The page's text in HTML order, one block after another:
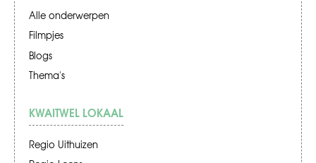
Alle onderwerpen
Filmpjes
Blogs
Thema's
KWAITWEL LOKAAL
Regio Uithuizen